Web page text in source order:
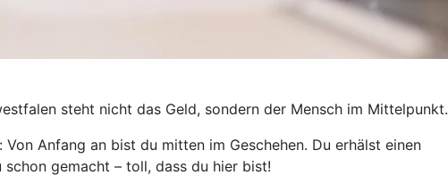
steht nicht das Geld, sondern der Mensch im Mittelpunkt.
Anfang an bist du mitten im Geschehen. Du erhälst einen
gemacht – toll, dass du hier bist!